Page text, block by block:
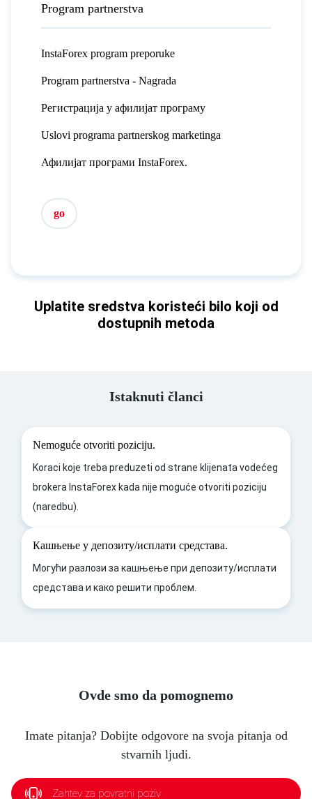
Program partnerstva
InstaForex program preporuke
Program partnerstva - Nagrada
Регистрација у афилијат програму
Uslovi programa partnerskog marketinga
Афилијат програми InstaForex.
go
Uplatite sredstva koristeći bilo koji od
dostupnih metoda
Istaknuti članci
Nemoguće otvoriti poziciju.
Koraci koje treba preduzeti od strane klijenata vodećeg
brokera InstaForex kada nije moguće otvoriti poziciju
(naredbu).
Кашњење у депозиту/исплати средстава.
Могући разлози за кашњење при депозиту/исплати
средстава и како решити проблем.
Ovde smo da pomognemo
Imate pitanja? Dobijte odgovore na svoja pitanja od
stvarnih ljudi.
Zahtev za povratni poziv